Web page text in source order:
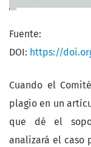
DOI: https://
Cuando el
plagio en un
que dé el
analizará el caso